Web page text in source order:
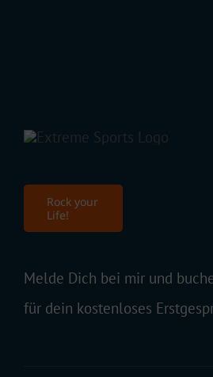
Rock your
Life!
Melde Dich bei mir und
für dein kostenloses